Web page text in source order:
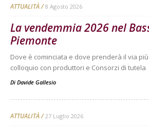
ATTUALITÀ 8 Agosto 2026
La vendemmia 2026 nel
Piemonte
Dove è cominciata e dove prenderà il via
colloquio con produttori e Consorzi di tutela
Di Davide Gallesio
ATTUALITÀ 27 Luglio 2026